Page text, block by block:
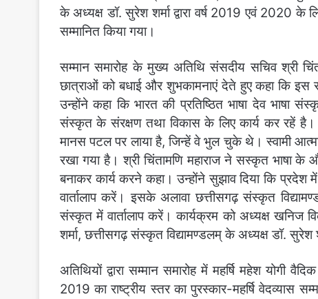
के अध्यक्ष डॉ. सुरेश शर्मा द्वारा वर्ष 2019 एवं 2020 के
सम्मानित किया गया।
सम्मान समारोह के मुख्य अतिथि संसदीय सचिव श्री
छात्राओं को बधाई और शुभकामनाएं देते हुए कहा कि इस
उन्होंने कहा कि भारत की प्रतिष्ठित भाषा देव
संस्कृत के संरक्षण तथा विकास के लिए कार्य कर रहें
मानस पटल पर लाया है, जिन्हें वे भुल चुके थे। स्वामी
रखा गया है। श्री चिंतामणि महाराज ने सस्कृत भाषा के
बनाकर कार्य करने कहा। उन्होंने सुझाव दिया कि
वार्तालाप करें। इसके अलावा छत्तीसगढ़ संस्कृत
संस्कृत में वार्तालाप करें। कार्यक्रम को अध्यक्ष खनिज
शर्मा, छत्तीसगढ़ संस्कृत विद्यामण्डलम् के अध्यक्ष डॉ. सुरेश
अतिथियों द्वारा सम्मान समारोह में महर्षि महेश योगी
2019 का राष्ट्रीय स्तर का पुरस्कार-महर्षि वेदव्यास